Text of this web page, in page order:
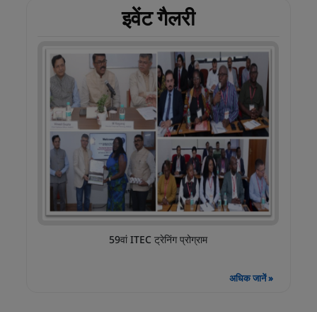
इवेंट गैलरी
59वां ITEC ट्रेनिंग प्रोग्राम
अधिक जानें »